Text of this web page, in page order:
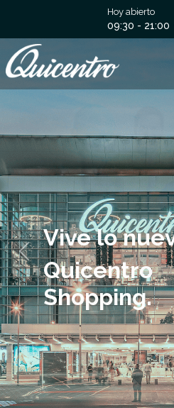
Hoy abierto
09:30 - 21:00
Previous